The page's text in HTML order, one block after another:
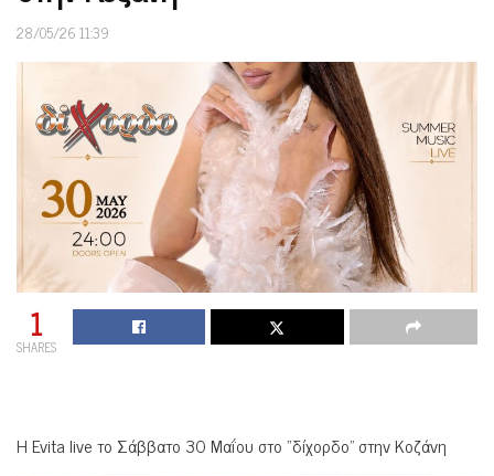
28/05/26 11:39
1
SHARES
Η Evita live το Σάββατο 30 Μαΐου στο “δίχορδο” στην Κοζάνη